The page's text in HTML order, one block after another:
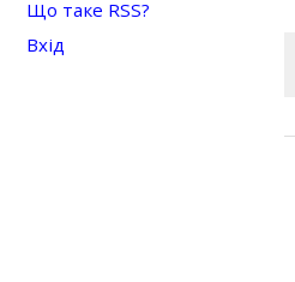
Що таке RSS?
Вхід